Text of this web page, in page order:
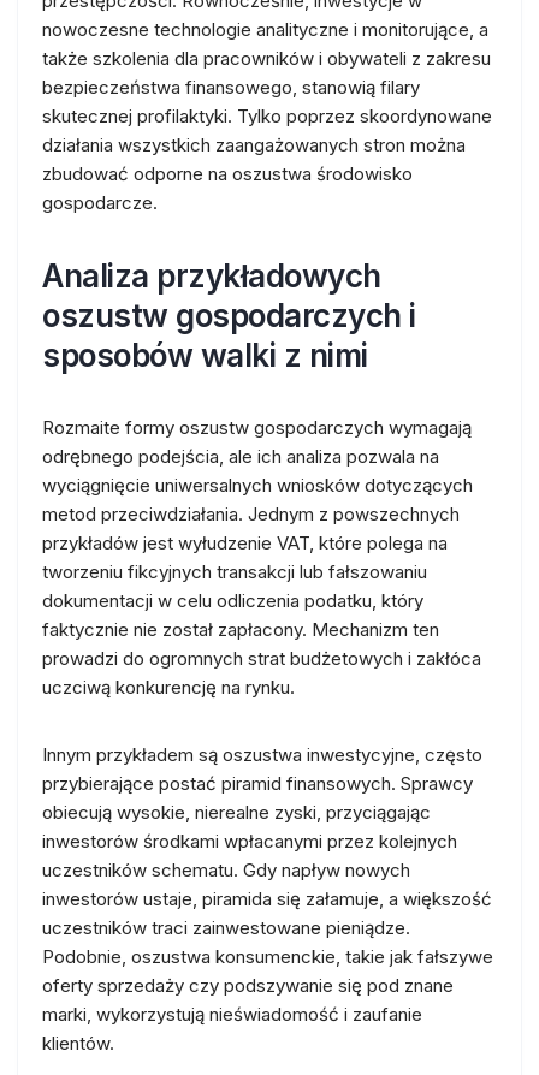
nowoczesne technologie analityczne i monitorujące, a
także szkolenia dla pracowników i obywateli z zakresu
bezpieczeństwa finansowego, stanowią filary
skutecznej profilaktyki. Tylko poprzez skoordynowane
działania wszystkich zaangażowanych stron można
zbudować odporne na oszustwa środowisko
gospodarcze.
Analiza przykładowych
oszustw gospodarczych i
sposobów walki z nimi
Rozmaite formy oszustw gospodarczych wymagają
odrębnego podejścia, ale ich analiza pozwala na
wyciągnięcie uniwersalnych wniosków dotyczących
metod przeciwdziałania. Jednym z powszechnych
przykładów jest wyłudzenie VAT, które polega na
tworzeniu fikcyjnych transakcji lub fałszowaniu
dokumentacji w celu odliczenia podatku, który
faktycznie nie został zapłacony. Mechanizm ten
prowadzi do ogromnych strat budżetowych i zakłóca
uczciwą konkurencję na rynku.
Innym przykładem są oszustwa inwestycyjne, często
przybierające postać piramid finansowych. Sprawcy
obiecują wysokie, nierealne zyski, przyciągając
inwestorów środkami wpłacanymi przez kolejnych
uczestników schematu. Gdy napływ nowych
inwestorów ustaje, piramida się załamuje, a większość
uczestników traci zainwestowane pieniądze.
Podobnie, oszustwa konsumenckie, takie jak fałszywe
oferty sprzedaży czy podszywanie się pod znane
marki, wykorzystują nieświadomość i zaufanie
klientów.